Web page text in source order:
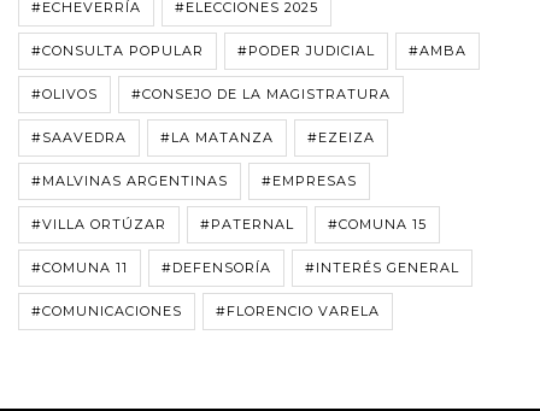
#ECHEVERRÍA #ELECCIONES 2025
#CONSULTA POPULAR #PODER JUDICIAL #AMBA
#OLIVOS #CONSEJO DE LA MAGISTRATURA
#SAAVEDRA #LA MATANZA #EZEIZA
#MALVINAS ARGENTINAS #EMPRESAS
#VILLA ORTÚZAR #PATERNAL #COMUNA 15
#COMUNA 11 #DEFENSORÍA #INTERÉS GENERAL
#COMUNICACIONES #FLORENCIO VARELA